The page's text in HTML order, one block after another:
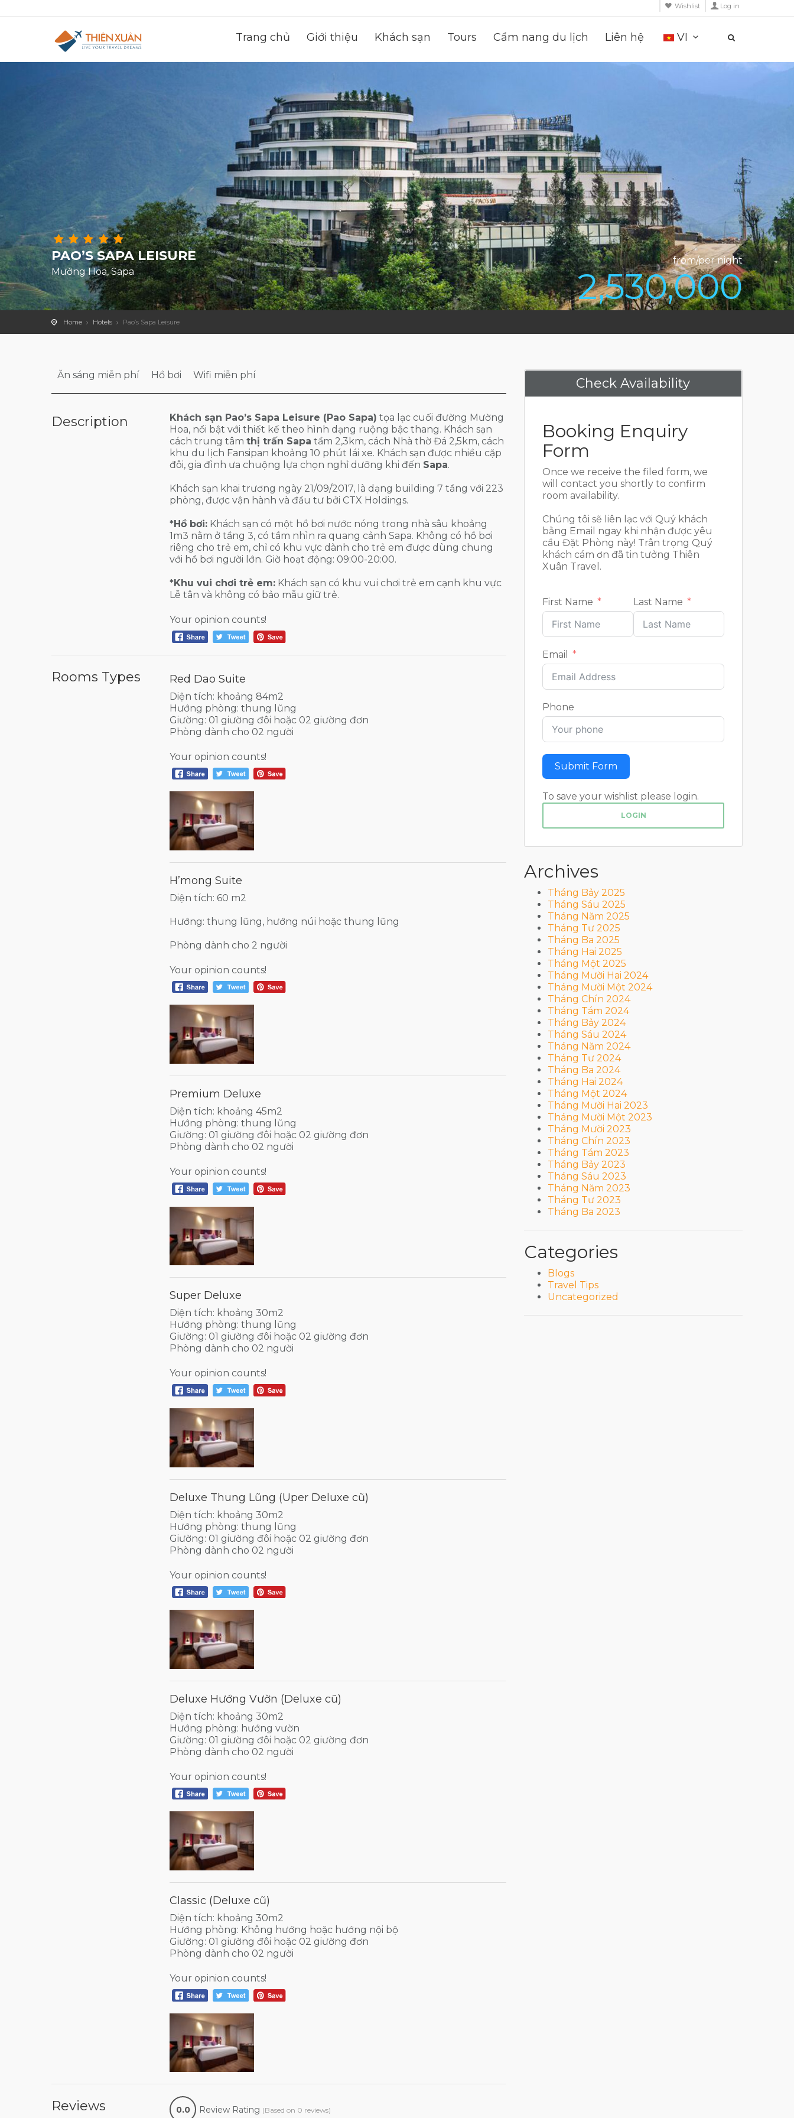
Wishlist Log in
Trang chủ Giới thiệu Khách sạn Tours Cẩm nang du lịch Liên hệ VI
PAO’S SAPA LEISURE
Mường Hoa, Sapa
from/per night
2,530,000
Home Hotels Pao’s Sapa Leisure
Ăn sáng miễn phí Hồ bơi Wifi miễn phí
Description Khách sạn Pao’s Sapa Leisure (Pao Sapa) tọa lạc cuối đường Mường
Hoa, nổi bật với thiết kế theo hình dạng ruộng bậc thang. Khách sạn
cách trung tâm thị trấn Sapa tầm 2,3km, cách Nhà thờ Đá 2,5km, cách
khu du lịch Fansipan khoảng 10 phút lái xe. Khách sạn được nhiều cặp
đôi, gia đình ưa chuộng lựa chọn nghỉ dưỡng khi đến Sapa.
Khách sạn khai trương ngày 21/09/2017, là dạng building 7 tầng với 223
phòng, được vận hành và đầu tư bởi CTX Holdings.
*Hồ bơi: Khách sạn có một hồ bơi nước nóng trong nhà sâu khoảng
1m3 nằm ở tầng 3, có tầm nhìn ra quang cảnh Sapa. Không có hồ bơi
riêng cho trẻ em, chỉ có khu vực dành cho trẻ em được dùng chung
với hồ bơi người lớn. Giờ hoạt động: 09:00-20:00.
*Khu vui chơi trẻ em: Khách sạn có khu vui chơi trẻ em cạnh khu vực
Lễ tân và không có bảo mẫu giữ trẻ.
Your opinion counts!
Rooms Types Red Dao Suite
Diện tích: khoảng 84m2
Hướng phòng: thung lũng
Giường: 01 giường đôi hoặc 02 giường đơn
Phòng dành cho 02 người
Your opinion counts!
H’mong Suite
Diện tích: 60 m2
Hướng: thung lũng, hướng núi hoặc thung lũng
Phòng dành cho 2 người
Your opinion counts!
Premium Deluxe
Diện tích: khoảng 45m2
Hướng phòng: thung lũng
Giường: 01 giường đôi hoặc 02 giường đơn
Phòng dành cho 02 người
Your opinion counts!
Super Deluxe
Diện tích: khoảng 30m2
Hướng phòng: thung lũng
Giường: 01 giường đôi hoặc 02 giường đơn
Phòng dành cho 02 người
Your opinion counts!
Deluxe Thung Lũng (Uper Deluxe cũ)
Diện tích: khoảng 30m2
Hướng phòng: thung lũng
Giường: 01 giường đôi hoặc 02 giường đơn
Phòng dành cho 02 người
Your opinion counts!
Deluxe Hướng Vườn (Deluxe cũ)
Diện tích: khoảng 30m2
Hướng phòng: hướng vườn
Giường: 01 giường đôi hoặc 02 giường đơn
Phòng dành cho 02 người
Your opinion counts!
Classic (Deluxe cũ)
Diện tích: khoảng 30m2
Hướng phòng: Không hướng hoặc hướng nội bộ
Giường: 01 giường đôi hoặc 02 giường đơn
Phòng dành cho 02 người
Your opinion counts!
Reviews 0.0 Review Rating (Based on 0 reviews)
Check Availability
Booking Enquiry
Form
Once we receive the filed form, we
will contact you shortly to confirm
room availability.
Chúng tôi sẽ liên lạc với Quý khách
bằng Email ngay khi nhận được yêu
cầu Đặt Phòng này! Trân trọng Quý
khách cám ơn đã tin tưởng Thiên
Xuân Travel.
First Name Last Name
Email
Phone
Submit Form
To save your wishlist please login.
LOGIN
Archives
Tháng Bảy 2025
Tháng Sáu 2025
Tháng Năm 2025
Tháng Tư 2025
Tháng Ba 2025
Tháng Hai 2025
Tháng Một 2025
Tháng Mười Hai 2024
Tháng Mười Một 2024
Tháng Chín 2024
Tháng Tám 2024
Tháng Bảy 2024
Tháng Sáu 2024
Tháng Năm 2024
Tháng Tư 2024
Tháng Ba 2024
Tháng Hai 2024
Tháng Một 2024
Tháng Mười Hai 2023
Tháng Mười Một 2023
Tháng Mười 2023
Tháng Chín 2023
Tháng Tám 2023
Tháng Bảy 2023
Tháng Sáu 2023
Tháng Năm 2023
Tháng Tư 2023
Tháng Ba 2023
Categories
Blogs
Travel Tips
Uncategorized